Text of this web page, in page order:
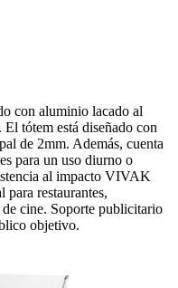
con aluminio lacado al
tótem está diseñado con
de 2mm. Además, cuenta
para un uso diurno o
al impacto VIVAK
para restaurantes,
cine. Soporte publicitario
objetivo.